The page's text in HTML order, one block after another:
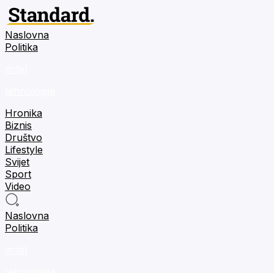
Naslovna
Politika
Hronika
Biznis
Društvo
Lifestyle
Svijet
Sport
Video
Naslovna
Politika